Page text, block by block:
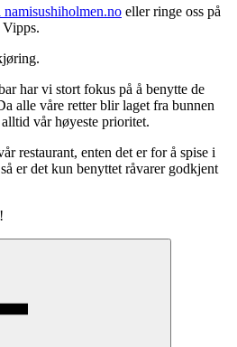
eller ringe oss på
har vi stort fokus på å benytte de
alle våre retter blir laget fra bunnen
vår høyeste prioritet.
restaurant, enten det er for å spise i
er det kun benyttet råvarer godkjent